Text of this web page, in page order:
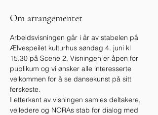
Om arrangementet
Arbeidsvisningen går i år av stabelen på
Ælvespeilet kulturhus søndag 4. juni kl
15.30 på Scene 2. Visningen er åpen for
publikum og vi ønsker alle interesserte
velkommen for å se dansekunst på sitt
ferskeste.
I etterkant av visningen samles deltakere,
veiledere og NORAs stab for dialog med